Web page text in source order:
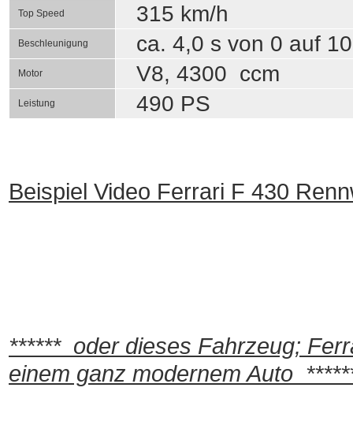
Top Speed 315 km/h
Beschleunigung ca. 4,0 s von 0 auf
Motor V8, 4300 ccm
Leistung 490 PS
Beispiel Video Ferrari F 430
******oder dieses Fahrzeug;
einem ganz modernem Auto